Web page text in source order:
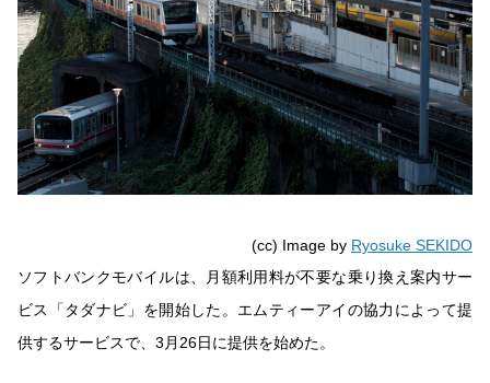
(cc) Image by Ryosuke SEKIDO
ソフトバンクモバイルは、月額利用料が不要な乗り換え案内サー
ビス「タダナビ」を開始した。エムティーアイの協力によって提
供するサービスで、3月26日に提供を始めた。